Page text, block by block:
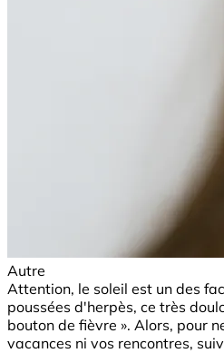
Autre
Attention, le soleil est un des
poussées d'herpès, ce très
bouton de fièvre ». Alors, pour
vacances ni vos rencontres,